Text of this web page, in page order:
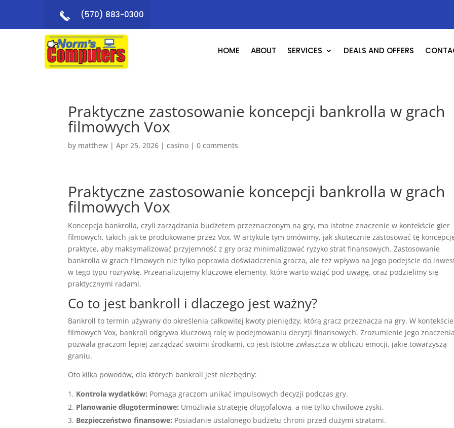
(570) 883-0300
HOME ABOUT SERVICES DEALS AND OFFERS
Praktyczne zastosowanie koncepcji bankrolla w grach
filmowych Vox
by matthew |Apr 25, 2026 |casino |0 comments
Praktyczne zastosowanie koncepcji bankrolla w grach
filmowych Vox
Koncepcja bankrolla, czyli zarządzania budżetem przeznaczonym na gry, ma istotne znaczenie w kontekście gier
filmowych, takich jak te produkowane przez Vox. W artykule tym omówimy, jak skutecznie zastosować tę
praktyce, aby maksymalizować przyjemność z gry oraz minimalizować ryzyko strat finansowych. Zastosowanie
bankrolla w grach filmowych nie tylko poprawia doświadczenia gracza, ale też wpływa na jego podejście do
w tego typu rozrywkę. Przeanalizujemy kluczowe elementy, które warto wziąć pod uwagę, oraz podzielimy się
praktycznymi radami.
Co to jest bankroll i dlaczego jest ważny?
Bankroll to termin używany do określenia całkowitej kwoty pieniędzy, którą gracz przeznacza na gry. W
filmowych Vox, bankroll odgrywa kluczową rolę w podejmowaniu decyzji finansowych. Zrozumienie jego znaczenia
pozwala graczom lepiej zarządzać swoimi środkami, co jest istotne zwłaszcza w obliczu emocji, jakie towarzyszą
graniu.
Oto kilka powodów, dla których bankroll jest niezbędny:
Kontrola wydatków: Pomaga graczom unikać impulsowych decyzji podczas gry.
Planowanie długoterminowe: Umożliwia strategię długofalową, a nie tylko chwilowe zyski.
Bezpieczeństwo finansowe: Posiadanie ustalonego budżetu chroni przed dużymi stratami.